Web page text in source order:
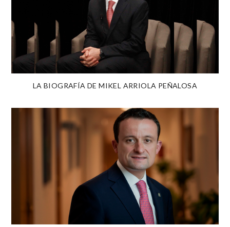
LA BIOGRAFÍA DE MIKEL ARRIOLA PEÑALOSA